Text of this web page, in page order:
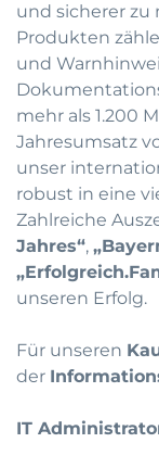
und sicherer zu
Produkten
und
mehr als 1.200
Jahresumsatz
unser
robust in eine
Zahlreiche
Jahres“,
unseren Erfolg.
Für unseren
der
IT